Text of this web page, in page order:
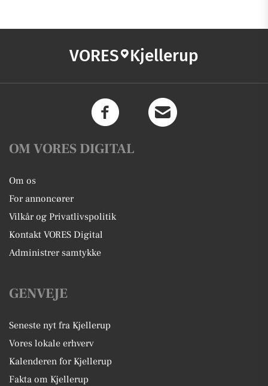
VORES Kjellerup
OM VORES DIGITAL
Om os
For annoncører
Vilkår og Privatlivspolitik
Kontakt VORES Digital
Administrer samtykke
GENVEJE
Seneste nyt fra Kjellerup
Vores lokale erhverv
Kalenderen for Kjellerup
Fakta om Kjellerup